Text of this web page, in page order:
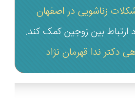
زناشویی در اصفهان
ارتباط بین زوجین کمک کند.
دکتر ندا قهرمان نژاد